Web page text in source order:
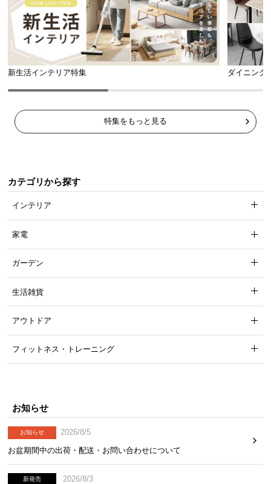
新生活インテリア特集 ダイニング
特集をもっと見る
カテゴリから探す
インテリア
家電
ガーデン
生活雑貨
アウトドア
フィットネス・トレーニング
お知らせ
お知らせ
2026/8/5
お盆期間中の出荷・配送・お問い合わせについて
新発売
2026/8/3